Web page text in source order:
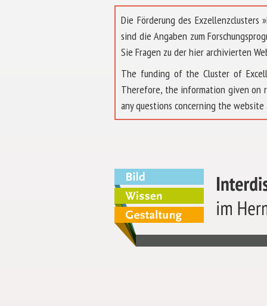
Die Förderung des Exzellenzclusters
sind die Angaben zum
Sie Fragen zu der hier archivierten
The funding of the Cluster of
Therefore, the information given on
any questions concerning the